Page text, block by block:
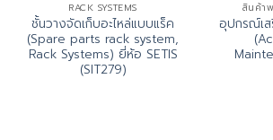
RACK SYSTEMS
ชั้นวางจัดเก็บอะไหล่แบบแร็ค
(Spare parts rack system,
Rack Systems) ยี่ห้อ SETIS
(SIT279)
สินค้า
อุปกรณ์เส